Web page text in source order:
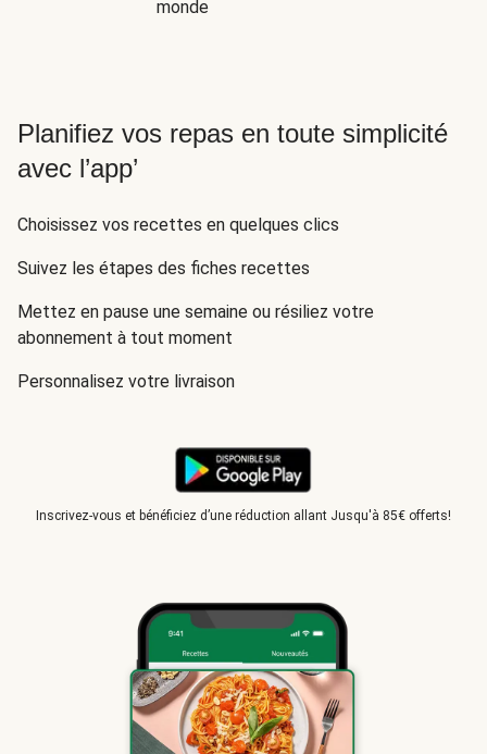
monde
Planifiez vos repas en toute simplicité
avec l’app’
Choisissez vos recettes en quelques clics
Suivez les étapes des fiches recettes
Mettez en pause une semaine ou résiliez votre
abonnement à tout moment
Personnalisez votre livraison
Inscrivez-vous et bénéficiez d’une réduction allant Jusqu'à 85€ offerts!